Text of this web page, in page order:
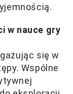
w nauce gry
się w
Wspólne